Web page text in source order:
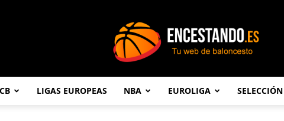
LIGAS EUROPEAS NBA EUROLIGA SELECCIÓN